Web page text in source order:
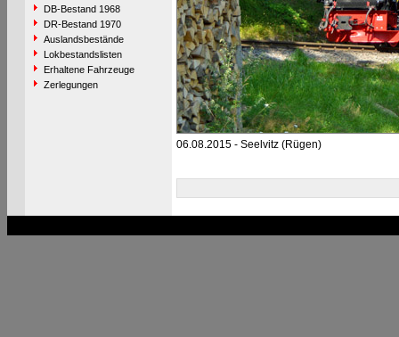
DB-Bestand 1968
DR-Bestand 1970
Auslandsbestände
Lokbestandslisten
Erhaltene Fahrzeuge
Zerlegungen
06.08.2015 - Seelvitz (Rügen)